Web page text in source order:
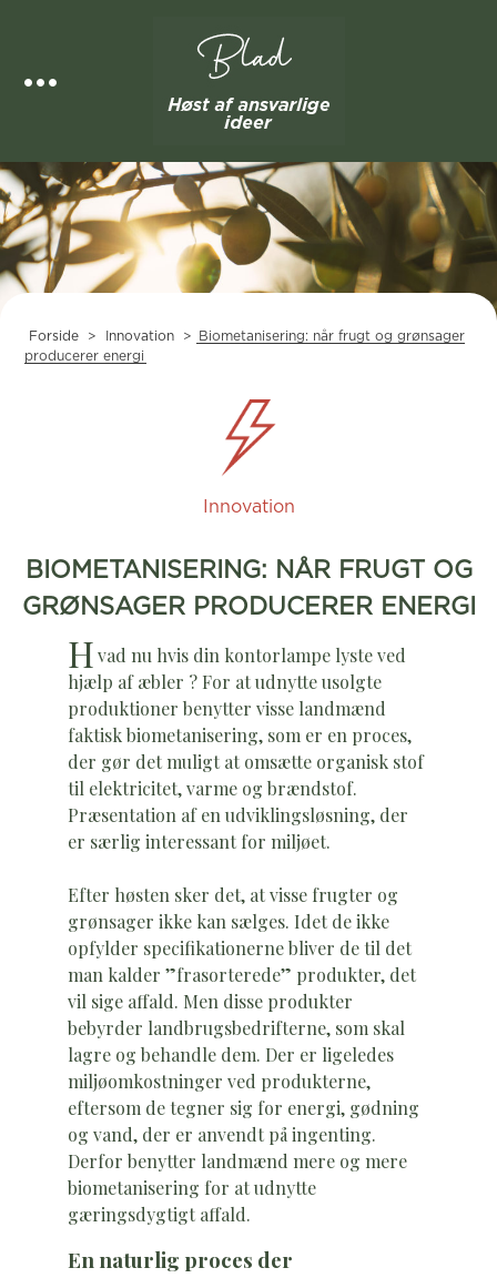
Forside > Innovation >
Biometanisering: når frugt og grønsager
producerer energi
Innovation
BIOMETANISERING: NÅR FRUGT OG
GRØNSAGER PRODUCERER ENERGI
Hvad nu hvis din kontorlampe lyste ved
hjælp af æbler ? For at udnytte usolgte
produktioner benytter visse landmænd
faktisk biometanisering, som er en proces,
der gør det muligt at omsætte organisk stof
til elektricitet, varme og brændstof.
Præsentation af en udviklingsløsning, der
er særlig interessant for miljøet.
Efter høsten sker det, at visse frugter og
grønsager ikke kan sælges. Idet de ikke
opfylder specifikationerne bliver de til det
man kalder ”frasorterede” produkter, det
vil sige affald. Men disse produkter
bebyrder landbrugsbedrifterne, som skal
lagre og behandle dem. Der er ligeledes
miljøomkostninger ved produkterne,
eftersom de tegner sig for energi, gødning
og vand, der er anvendt på ingenting.
Derfor benytter landmænd mere og mere
biometanisering for at udnytte
gæringsdygtigt affald.
En naturlig proces der